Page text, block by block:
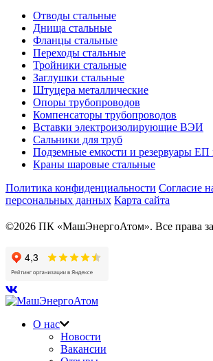
Отводы стальные
Днища стальные
Фланцы стальные
Переходы стальные
Тройники стальные
Заглушки стальные
Штуцера металлические
Опоры трубопроводов
Компенсаторы трубопроводов
Вставки электроизолирующие ВЭИ
Сальники для труб
Подземные емкости и резервуары
Краны шаровые стальные
Политика конфиденциальности Согласие
персональных данных Карта сайта
©2026 ПК «МашЭнергоАтом». Все права
О нас
Новости
Вакансии